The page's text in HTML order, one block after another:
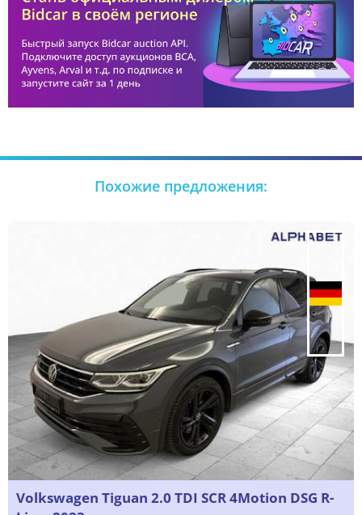
Похожие предложения:
Volkswagen Tiguan 2.0 TDI SCR 4Motion DSG R-